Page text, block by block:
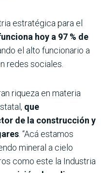
estratégica para el
hoy a 97 % de
el alto funcionario a
redes sociales.
riqueza en materia
que
de la construcción y
. “Acá estamos
mineral a cielo
como este la Industria